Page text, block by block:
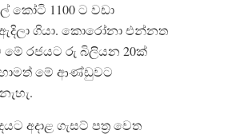
කෝටි 1100 ට වඩා
ගියා. කොරෝනා එන්නත
රජයට රු බිලියන 20ක්
මේ ආණ්ඩුවට
අදාළ ගැසට් පත්‍ර වෙත